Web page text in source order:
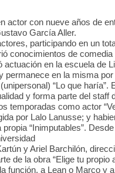
con nueve años de
García Aller.
participando en un
conocimientos de
en la escuela de
permanece en la misma
“Lo que
y forma parte del staff
temporadas como actor
por Lalo Lanusse; y
“Inimputables”.
y Ariel Barchilón,
de la obra “Elige tu propio
función, a Lean o Marco y